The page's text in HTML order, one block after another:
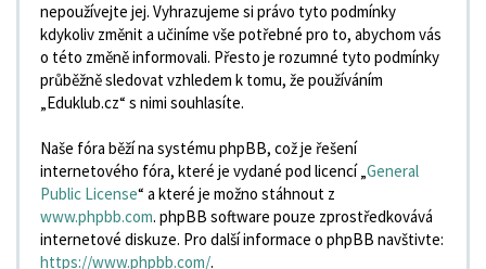
nepoužívejte jej. Vyhrazujeme si právo tyto podmínky
kdykoliv změnit a učiníme vše potřebné pro to, abychom vás
o této změně informovali. Přesto je rozumné tyto podmínky
průběžně sledovat vzhledem k tomu, že používáním
„Eduklub.cz“ s nimi souhlasíte.
Naše fóra běží na systému phpBB, což je řešení
internetového fóra, které je vydané pod licencí „General
Public License“ a které je možno stáhnout z
www.phpbb.com. phpBB software pouze zprostředkovává
internetové diskuze. Pro další informace o phpBB navštivte:
https://www.phpbb.com/.